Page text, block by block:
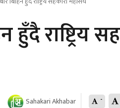
हुँदै राष्ट्रिय
Sahakari Akhabar -